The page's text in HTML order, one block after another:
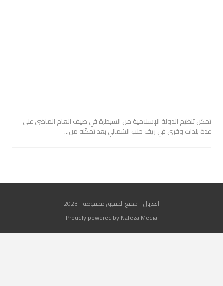
تمكن تنظيم الدولة الإسلامية من السيطرة في صيف العام الماضي على
عدة بلدات وقرى في ريف حلب الشمالي بعد تمكّنه من…
الغربال - جميع الحقوق محفوظة - 2023
Proudly powered by Nafeza Media